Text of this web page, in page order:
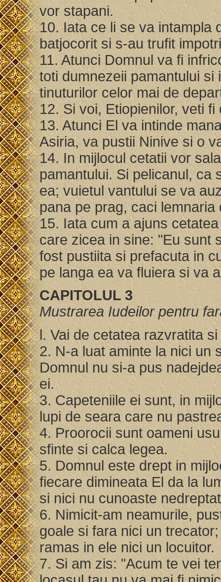
vor stapani.
10. Iata ce li se va intampla
batjocorit si s-au trufit
11. Atunci Domnul va fi
toti dumnezeii pamantului
tinuturilor celor mai de
12. Si voi, Etiopienilor, veti
13. Atunci El va intinde
Asiria, va pustii Ninive si o
14. In mijlocul cetatii vor
pamantului. Si pelicanul, ca
ea; vuietul vantului se va
pana pe prag, caci
15. Iata cum a ajuns
care zicea in sine: "Eu sunt
fost pustiita si prefacuta in
pe langa ea va fluiera si va
CAPITOLUL 3
Mustrarea Iudeilor pentru
l. Vai de cetatea razvratita
2. N-a luat aminte la nici un
Domnul nu si-a pus
ei.
3. Capeteniile ei sunt, in
lupi de seara care nu
4. Proorocii sunt oameni
sfinte si calca legea.
5. Domnul este drept in
fiecare dimineata El da la
si nici nu cunoaste
6. Nimicit-am neamurile,
goale si fara nici un
ramas in ele nici un locuitor.
7. Si am zis: "Acum te vei